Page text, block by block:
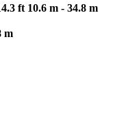
ft 10.6 m - 34.8 m
m